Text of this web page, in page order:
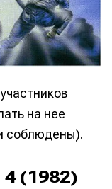
на нее
соблюдены).
(1982)